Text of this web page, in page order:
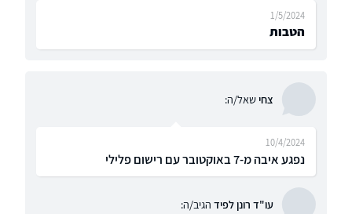
הטבות
1/5/2024
צחישאל/ה:
נפגע איבה מ-7 באוקטובר עם רישום פלילי
10/4/2024
עו"ד רונן לפיד הגיב/ה: